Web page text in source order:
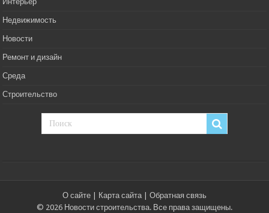
Недвижимость
Новости
Ремонт и дизайн
Среда
Строительство
О сайте Карта сайта| Обратная связь
© 2026 Новости строительства. Все права защищены.